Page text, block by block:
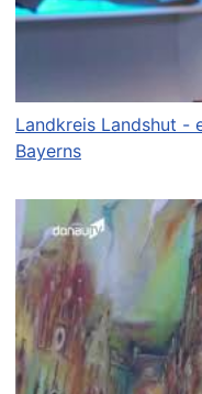
Landkreis Landshut -
Bayerns